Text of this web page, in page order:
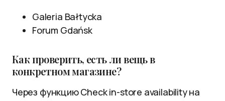
Galeria Bałtycka
Forum Gdańsk
Как проверить, есть ли вещь в
конкретном магазине?
Через функцию Check in-store availability на